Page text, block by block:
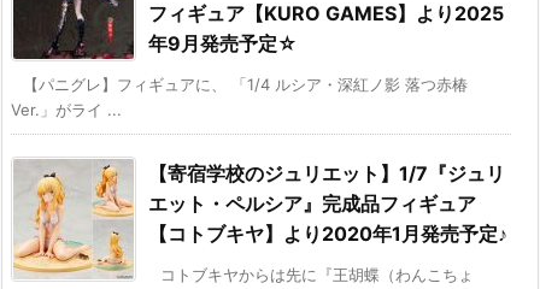
フィギュア【KURO GAMES】より2025
年9月発売予定☆
【パニグレ】フィギュアに、 「1/4 ルシア・深紅ノ影 落つ赤椿
Ver.」がライ ...
【寄宿学校のジュリエット】1/7『ジュリ
エット・ペルシア』完成品フィギュア
【コトブキヤ】より2020年1月発売予定♪
コトブキヤからは先に『王胡蝶（わんこちょ